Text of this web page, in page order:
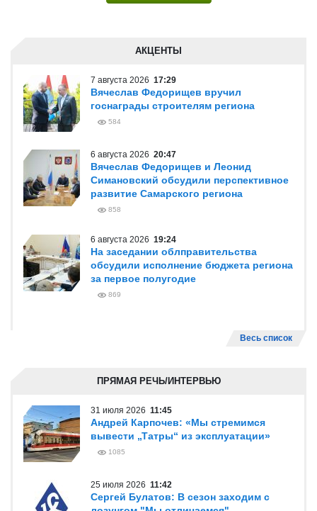
АКЦЕНТЫ
7 августа 2026 17:29
Вячеслав Федорищев вручил
госнаграды строителям региона
584
6 августа 2026 20:47
Вячеслав Федорищев и Леонид
Симановский обсудили перспективное
развитие Самарского региона
858
6 августа 2026 19:24
На заседании облправительства
обсудили исполнение бюджета региона
за первое полугодие
869
Весь список
ПРЯМАЯ РЕЧЬ/ИНТЕРВЬЮ
31 июля 2026 11:45
Андрей Карпочев: «Мы стремимся
вывести „Татры“ из эксплуатации»
1085
25 июля 2026 11:42
Сергей Булатов: В сезон заходим с